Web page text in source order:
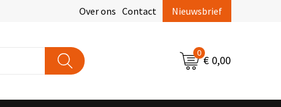
Over ons Contact Nieuwsbrief
0
€ 0,00